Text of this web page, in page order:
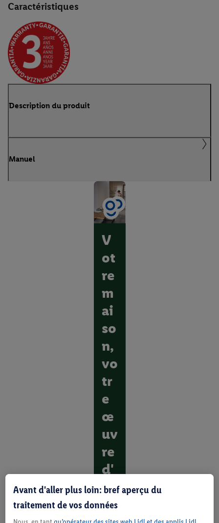
Caractéristiques
Description du produit
Manuel
V
ot
re
m
ai
so
n,
vo
tr
e
œ
uv
re
d'
ar
t
Avant d'aller plus loin: bref aperçu du
traitement de vos données